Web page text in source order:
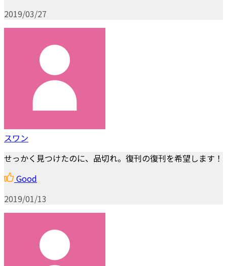
2019/03/27
スワン
せっかく見つけたのに、品切れ。復刊の復刊を希望します！
Good
2019/01/13